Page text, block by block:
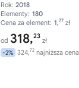
Rok: 2018
Elementy: 180
Cena za element: 1,77 zł
od 318,23
zł
-2% 324,72 najniższa cena